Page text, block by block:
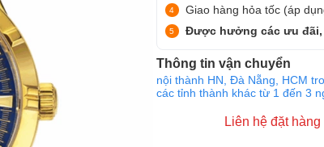
Giao hàng hỏa tốc (áp
Được hưởng các ưu đãi,
Thông tin vận chuyển
nội thành HN, Đà Nẵng, HCM
các tỉnh thành khác từ 1 đến 3
Liên hệ đặt hàng